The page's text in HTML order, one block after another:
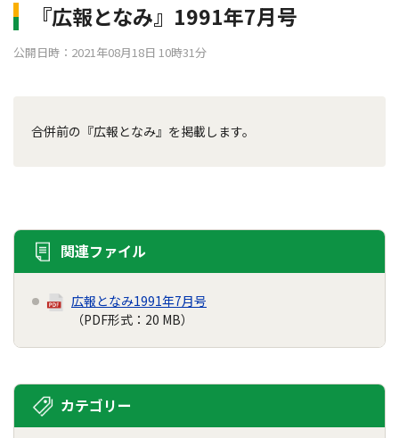
『広報となみ』1991年7月号
公開日時：2021年08月18日 10時31分
合併前の『広報となみ』を掲載します。
関連ファイル
広報となみ1991年7月号
（PDF形式：20 MB）
カテゴリー